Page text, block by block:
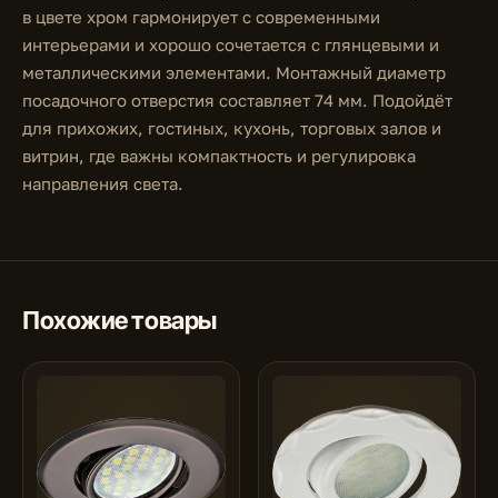
в цвете хром гармонирует с современными
интерьерами и хорошо сочетается с глянцевыми и
металлическими элементами. Монтажный диаметр
посадочного отверстия составляет 74 мм. Подойдёт
для прихожих, гостиных, кухонь, торговых залов и
витрин, где важны компактность и регулировка
направления света.
Похожие товары